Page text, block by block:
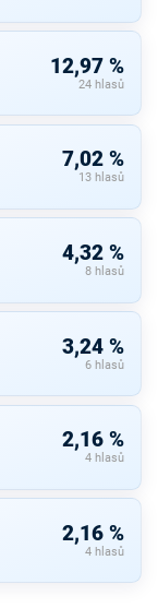
12,97 %
24 hlasů
7,02 %
13 hlasů
4,32 %
8 hlasů
3,24 %
6 hlasů
2,16 %
4 hlasů
2,16 %
4 hlasů